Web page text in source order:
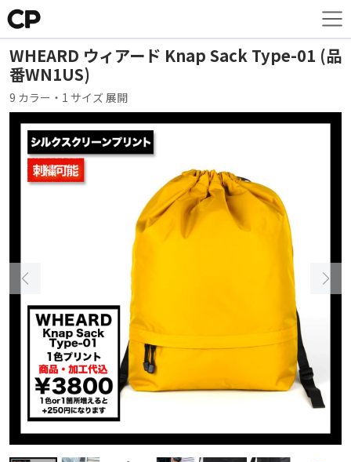
WHEARD ウィアード Knap Sack Type-01 (品
番WN1US)
9 カラー・1 サイズ 展開